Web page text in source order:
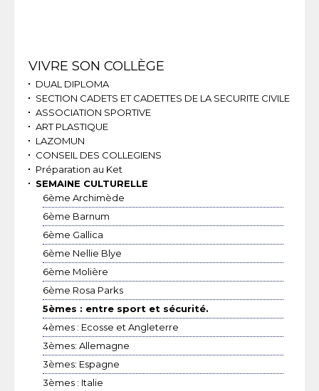
Navigation
VIVRE SON COLLÈGE
DUAL DIPLOMA
SECTION CADETS ET CADETTES DE LA SECURITE CIVILE
ASSOCIATION SPORTIVE
ART PLASTIQUE
LAZOMUN
CONSEIL DES COLLEGIENS
Préparation au Ket
SEMAINE CULTURELLE
6ème Archimède
6ème Barnum
6ème Gallica
6ème Nellie Blye
6ème Molière
6ème Rosa Parks
5èmes : entre sport et sécurité.
4èmes : Ecosse et Angleterre
3èmes: Allemagne
3èmes: Espagne
3èmes : Italie